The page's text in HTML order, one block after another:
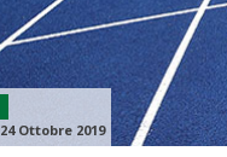
24 Ottobre 2019